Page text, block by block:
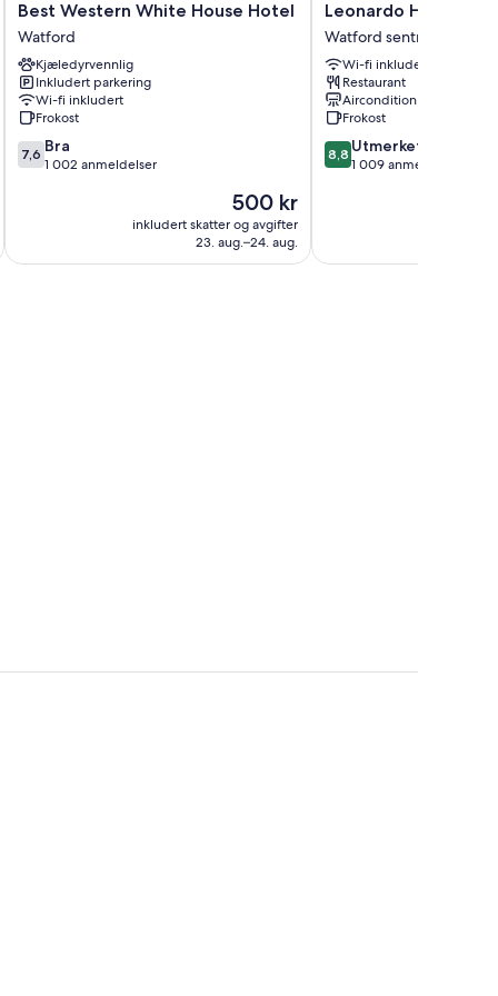
Best
Western
White
House
Hotel
Watford
Best Western White House Hotel
Watford
Kjæledyrvennlig
Inkludert parkering
Wi-fi inkludert
Frokost
7.6
av
7,6 Bra
1 002 anmeldelser
Prisen
er
500 kr
500 kr
inkludert skatter og avgifter
23. aug.–24. aug.
Leonardo
Hotel
London
Watford
Watford
sentrum
Leonardo Hotel
Watford sentrum
Wi-fi inkludert
Restaurant
Aircondition
Frokost
8.8
av
8,8 Utmerket
1 009 anmeldelser